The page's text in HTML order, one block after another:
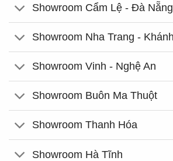
Showroom Cẩm Lệ - Đà Nẵng
Showroom Nha Trang -
Showroom Vinh - Nghệ An
Showroom Buôn Ma Thuột
Showroom Thanh Hóa
Showroom Hà Tĩnh